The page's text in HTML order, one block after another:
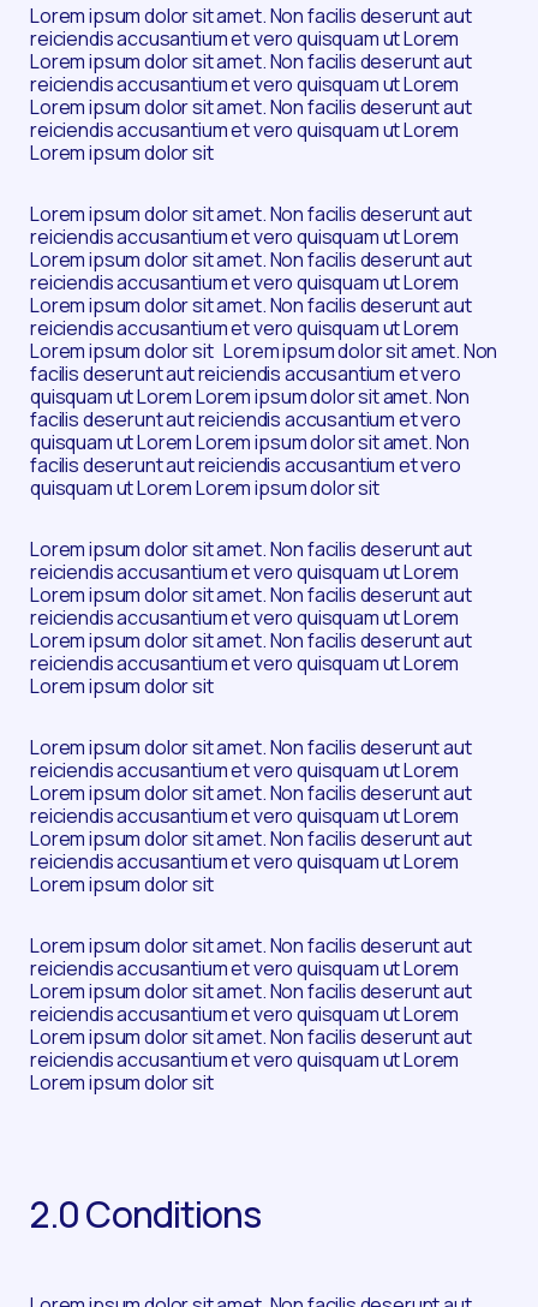
Lorem ipsum dolor sit amet. Non facilis deserunt aut
reiciendis accusantium et vero quisquam ut Lorem
Lorem ipsum dolor sit amet. Non facilis deserunt aut
reiciendis accusantium et vero quisquam ut Lorem
Lorem ipsum dolor sit amet. Non facilis deserunt aut
reiciendis accusantium et vero quisquam ut Lorem
Lorem ipsum dolor sit
Lorem ipsum dolor sit amet. Non facilis deserunt aut
reiciendis accusantium et vero quisquam ut Lorem
Lorem ipsum dolor sit amet. Non facilis deserunt aut
reiciendis accusantium et vero quisquam ut Lorem
Lorem ipsum dolor sit amet. Non facilis deserunt aut
reiciendis accusantium et vero quisquam ut Lorem
Lorem ipsum dolor sit Lorem ipsum dolor sit amet. Non
facilis deserunt aut reiciendis accusantium et vero
quisquam ut Lorem Lorem ipsum dolor sit amet. Non
facilis deserunt aut reiciendis accusantium et vero
quisquam ut Lorem Lorem ipsum dolor sit amet. Non
facilis deserunt aut reiciendis accusantium et vero
quisquam ut Lorem Lorem ipsum dolor sit
Lorem ipsum dolor sit amet. Non facilis deserunt aut
reiciendis accusantium et vero quisquam ut Lorem
Lorem ipsum dolor sit amet. Non facilis deserunt aut
reiciendis accusantium et vero quisquam ut Lorem
Lorem ipsum dolor sit amet. Non facilis deserunt aut
reiciendis accusantium et vero quisquam ut Lorem
Lorem ipsum dolor sit
Lorem ipsum dolor sit amet. Non facilis deserunt aut
reiciendis accusantium et vero quisquam ut Lorem
Lorem ipsum dolor sit amet. Non facilis deserunt aut
reiciendis accusantium et vero quisquam ut Lorem
Lorem ipsum dolor sit amet. Non facilis deserunt aut
reiciendis accusantium et vero quisquam ut Lorem
Lorem ipsum dolor sit
Lorem ipsum dolor sit amet. Non facilis deserunt aut
reiciendis accusantium et vero quisquam ut Lorem
Lorem ipsum dolor sit amet. Non facilis deserunt aut
reiciendis accusantium et vero quisquam ut Lorem
Lorem ipsum dolor sit amet. Non facilis deserunt aut
reiciendis accusantium et vero quisquam ut Lorem
Lorem ipsum dolor sit
2.0 Conditions